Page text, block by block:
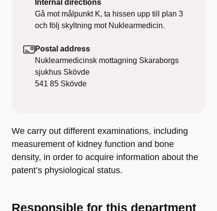
Internal directions
Gå mot målpunkt K, ta hissen upp till plan 3
och följ skyltning mot Nuklearmedicin.
Postal address
Nuklearmedicinsk mottagning Skaraborgs
sjukhus Skövde
541 85 Skövde
We carry out different examinations, including
measurement of kidney function and bone
density, in order to acquire information about the
patent’s physiological status.
Responsible for this department